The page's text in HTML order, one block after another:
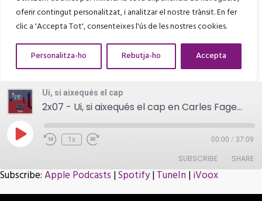
Ui, si aixequés el cap
2x07 - Ui, si aixequés el cap en Carles Fages de Climent
Play
Episode
1x 00:00 / 37:09
SUBSCRIBE SHARE
Apple Podcasts Spotify
SHARE
Subscribe:Apple Podcasts |Spotify|TuneIn |iVoox